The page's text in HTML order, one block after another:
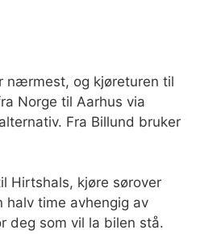
nærmest, og kjøreturen til
Norge til Aarhus via
Fra Billund bruker
Hirtshals, kjøre sørover
halv time avhengig av
deg som vil la bilen stå.